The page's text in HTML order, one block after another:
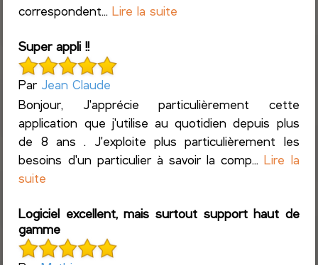
correspondent...Lire la suite
Super appli !!
Par Jean Claude
Bonjour, J'apprécie particulièrement cette
application que j'utilise au quotidien depuis plus
de 8 ans . J'exploite plus particulièrement les
besoins d'un particulier à savoir la comp...Lire la
suite
Logiciel excellent, mais surtout support haut de
gamme